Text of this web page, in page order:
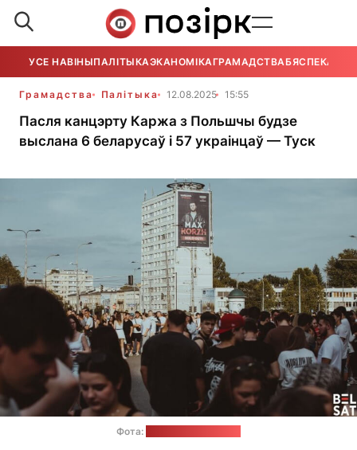
УСЕ НАВІНЫПАЛІТЫКАЭКАНОМІКАГРАМАДСТВАБЯСПЕКА
Грамадства Палітыка 12.08.2025 15:55
Пасля канцэрту Каржа з Польшчы будзе
выслана 6 беларусаў і 57 украінцаў — Туск
Фота: